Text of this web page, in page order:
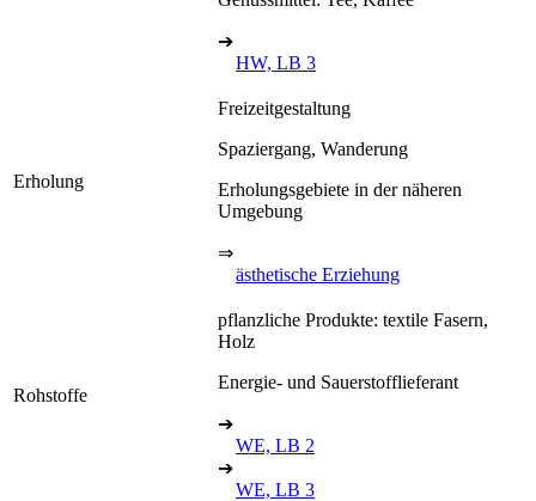
➔
HW, LB 3
Erholung
Freizeitgestaltung
Spaziergang, Wanderung
Erholungsgebiete in der näheren
Umgebung
⇒
ästhetische Erziehung
Rohstoffe
pflanzliche Produkte: textile Fasern,
Holz
Energie- und Sauerstofflieferant
➔
WE, LB 2
➔
WE, LB 3